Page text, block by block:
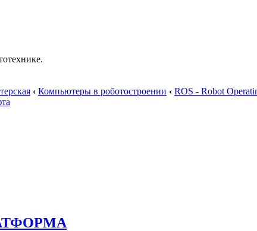
‹ Компьютеры в роботостроении ‹ ROS - Robot